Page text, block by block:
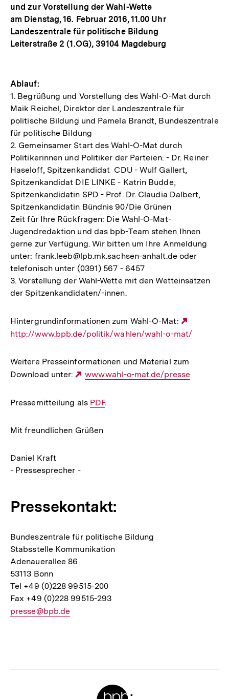
und zur Vorstellung der Wahl-Wette
am Dienstag, 16. Februar 2016, 11.00 Uhr
Landeszentrale für politische Bildung
Leiterstraße 2 (1.OG), 39104 Magdeburg
Ablauf:
1. Begrüßung und Vorstellung des Wahl-O-Mat durch
Maik Reichel, Direktor der Landeszentrale für
politische Bildung und Pamela Brandt, Bundeszentrale
für politische Bildung
2. Gemeinsamer Start des Wahl-O-Mat durch
Politikerinnen und Politiker der Parteien: - Dr. Reiner
Haseloff, Spitzenkandidat CDU - Wulf Gallert,
Spitzenkandidat DIE LINKE - Katrin Budde,
Spitzenkandidatin SPD - Prof. Dr. Claudia Dalbert,
Spitzenkandidatin Bündnis 90/Die Grünen
Zeit für Ihre Rückfragen: Die Wahl-O-Mat-
Jugendredaktion und das bpb-Team stehen Ihnen
gerne zur Verfügung. Wir bitten um Ihre Anmeldung
unter: frank.leeb@lpb.mk.sachsen-anhalt.de oder
telefonisch unter (0391) 567 - 6457
3. Vorstellung der Wahl-Wette mit den Wetteinsätzen
der Spitzenkandidaten/-innen.
Hintergrundinformationen zum Wahl-O-Mat:
Link:
http://www.bpb.de/politik/wahlen/wahl-o-mat/
Weitere Presseinformationen und Material zum
Download unter:
Externer
www.wahl-o-mat.de/presse
Pressemitteilung als Interner
PDF.
Mit freundlichen Grüßen
Daniel Kraft
- Pressesprecher -
Pressekontakt:
Bundeszentrale für politische Bildung
Stabsstelle Kommunikation
Adenauerallee 86
53113 Bonn
Tel +49 (0)228 99515-200
Fax +49 (0)228 99515-293
E-
presse@bpb.de